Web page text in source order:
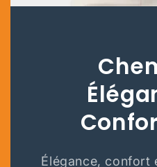
Élégance, confort